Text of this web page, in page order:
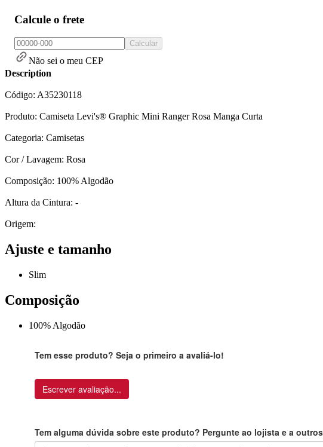
Calcule o frete
Calcular
Não sei o meu CEP
Description
Código: A35230118
Produto: Camiseta Levi's® Graphic Mini Ranger Rosa Manga Curta
Categoria: Camisetas
Cor / Lavagem: Rosa
Composição: 100% Algodão
Altura da Cintura: -
Origem:
Ajuste e tamanho
Slim
Composição
100% Algodão
Tem esse produto? Seja o primeiro a avaliá-lo!
Escrever avaliação...
Tem alguma dúvida sobre este produto? Pergunte ao lojista e a